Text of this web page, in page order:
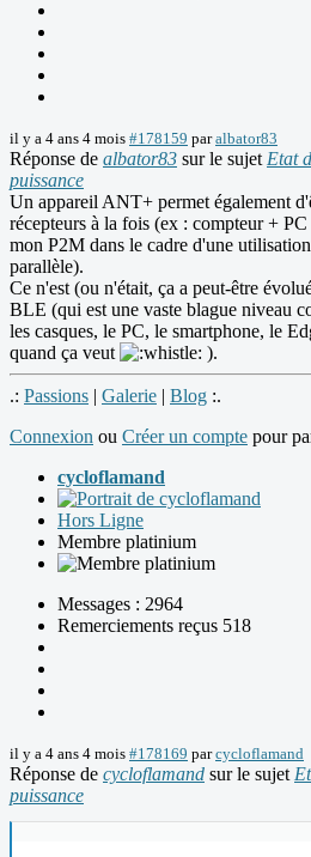
il y a 4 ans 4 mois #178159 paralbator83
Réponse de albator83 sur le sujet Etat
puissance
Un appareil ANT+ permet également
récepteurs à la fois (ex : compteur +
mon P2M dans le cadre d'une
parallèle).
Ce n'est (ou n'était, ça a peut-être
BLE (qui est une vaste blague niveau
les casques, le PC, le smartphone, le
quand ça veut
).
.: Passions | Galerie | Blog :.
Connexion ou Créer un compte pour
cycloflamand
Hors Ligne
Membre platinium
Messages : 2964
Remerciements reçus 518
il y a 4 ans 4 mois #178169 parcycloflamand
Réponse de cycloflamand sur le sujet
puissance